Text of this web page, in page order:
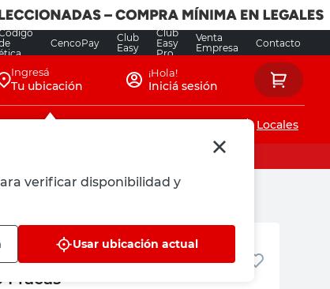
CencoPay
Club
Easy
Club
Easy
Pro
Venta
Empresa
Contacto
Ingresá
Tu ubicación
verificar disponibilidad y
Usar ubicación actual
¡Hola!
Iniciá sesión
Locales
PVC 60x110 Cm Mco
Fracas